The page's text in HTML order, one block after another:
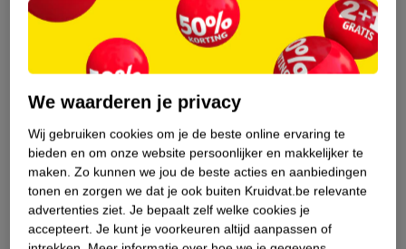
Etiketinformatie
Nature Impact Score
Dit product heeft (nog) geen Nature
Impact Score.
Meer informatie
We waarderen je privacy
Wij gebruiken cookies om je de beste online ervaring te
bieden en om onze website persoonlijker en makkelijker te
maken. Zo kunnen we jou de beste acties en aanbiedingen
tonen en zorgen we dat je ook buiten Kruidvat.be relevante
advertenties ziet. Je bepaalt zelf welke cookies je
accepteert. Je kunt je voorkeuren altijd aanpassen of